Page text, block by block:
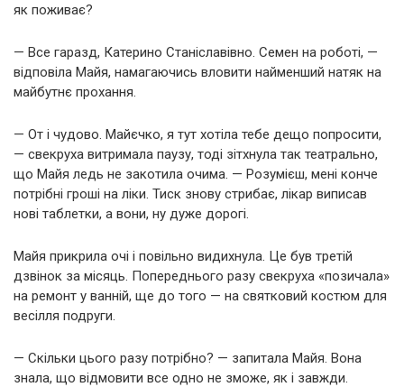
як поживає?
— Все гаразд, Катерино Станіславівно. Семен на роботі, —
відповіла Майя, намагаючись вловити найменший натяк на
майбутнє прохання.
— От і чудово. Майєчко, я тут хотіла тебе дещо попросити,
— свекруха витримала паузу, тоді зітхнула так театрально,
що Майя ледь не закотила очима. — Розумієш, мені конче
потрібні гроші на ліки. Тиск знову стрибає, лікар виписав
нові таблетки, а вони, ну дуже дорогі.
Майя прикрила очі і повільно видихнула. Це був третій
дзвінок за місяць. Попереднього разу свекруха «позичала»
на ремонт у ванній, ще до того — на святковий костюм для
весілля подруги.
— Скільки цього разу потрібно? — запитала Майя. Вона
знала, що відмовити все одно не зможе, як і завжди.